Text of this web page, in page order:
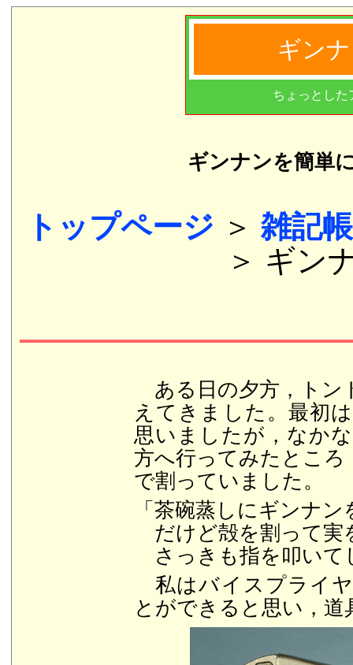
ギン
ちょっとした
ギンナンを簡単
トップページ ＞ 雑記帳
＞ ギン
ある日の夕方，トン
えてきました。最初
思いましたが，なか
方へ行ってみたとこ
で割っていました。
「茶碗蒸しにギンナ
だけど殻を割って実
さっきも指を叩いて
私はバイスプライ
とができると思い，